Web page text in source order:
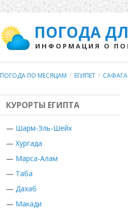
ПОГОДА
ИНФОРМАЦИЯ О
ПОГОДА ПО МЕСЯЦАМ / ЕГИПЕТ / САФАГА
КУРОРТЫ ЕГИПТА
— Шарм-Эль-Шейх
— Хургада
— Марса-Алам
— Таба
— Дахаб
— Макади